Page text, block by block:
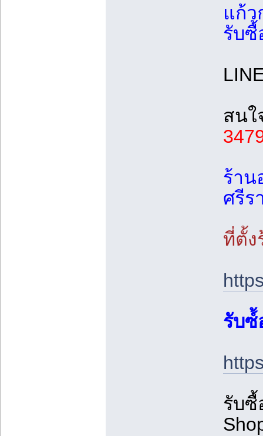
แก้ว
รับซื้
สนใ
ร้าน
ศรีร
ที่ตั้ง
รับซ์้
รับซื้